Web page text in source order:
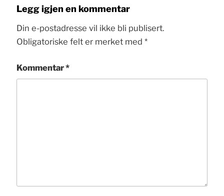
Legg igjen en kommentar
Din e-postadresse vil ikke bli publisert.
Obligatoriske felt er merket med *
Kommentar*